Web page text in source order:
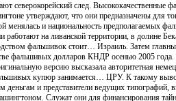
след. Высококачественные
утверждают, что они предназначены для
и национальность предполагаемых
на ливанской территории, в долине
фальшивок стоит… Израиль. Затем
фальшивых долларов КНДР осенью 2005 года.
версию высказала авторитетная
купюр занимается… ЦРУ. К такому
и представители ведущих
Служат они для финансирования